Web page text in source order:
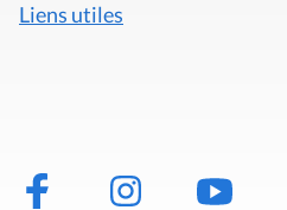
Liens utiles